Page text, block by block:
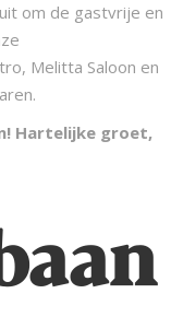
om de gastvrije en
Melitta Saloon en
Hartelijke groet,